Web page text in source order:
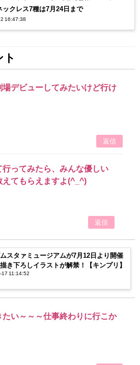
ックレス7種は7月24日まで
16:47:38
デビューしてみたいけど行け
返信
ってみたら、みんな優しい
えてもらえますよ(^_^)
返信
スタァミュージアムが7月12日より開催
き下ろしイラストが解禁！【キンプリ】
17 11:14:52
たい～～～仕事終わりに行こか